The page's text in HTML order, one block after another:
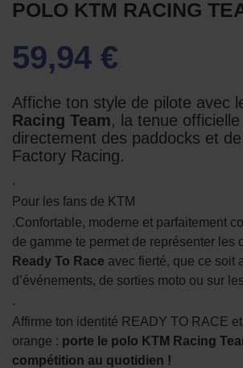
POLO KTM RACING
59,94 €
Affiche ton style de pilote avec
Racing Team, la tenue
directement des paddocks et de
Factory Racing.
.
Pour les fans de KTM
.Confortable, moderne et parfaitement
de gamme te permet de représenter les
Ready To Race avec fierté, que ce soit
d’événements, de sorties moto ou sur
.
Affirme ton identité READY TO RACE
orange : porte le polo KTM Racing
compétition au quotidien !